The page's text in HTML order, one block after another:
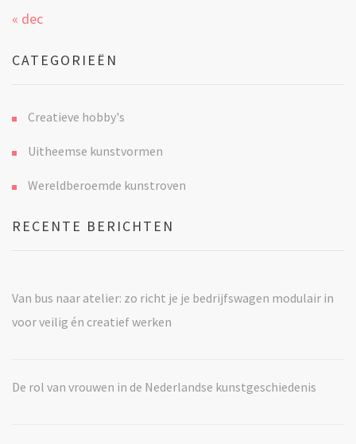
« dec
CATEGORIEËN
Creatieve hobby's
Uitheemse kunstvormen
Wereldberoemde kunstroven
RECENTE BERICHTEN
Van bus naar atelier: zo richt je je bedrijfswagen modulair in
voor veilig én creatief werken
De rol van vrouwen in de Nederlandse kunstgeschiedenis